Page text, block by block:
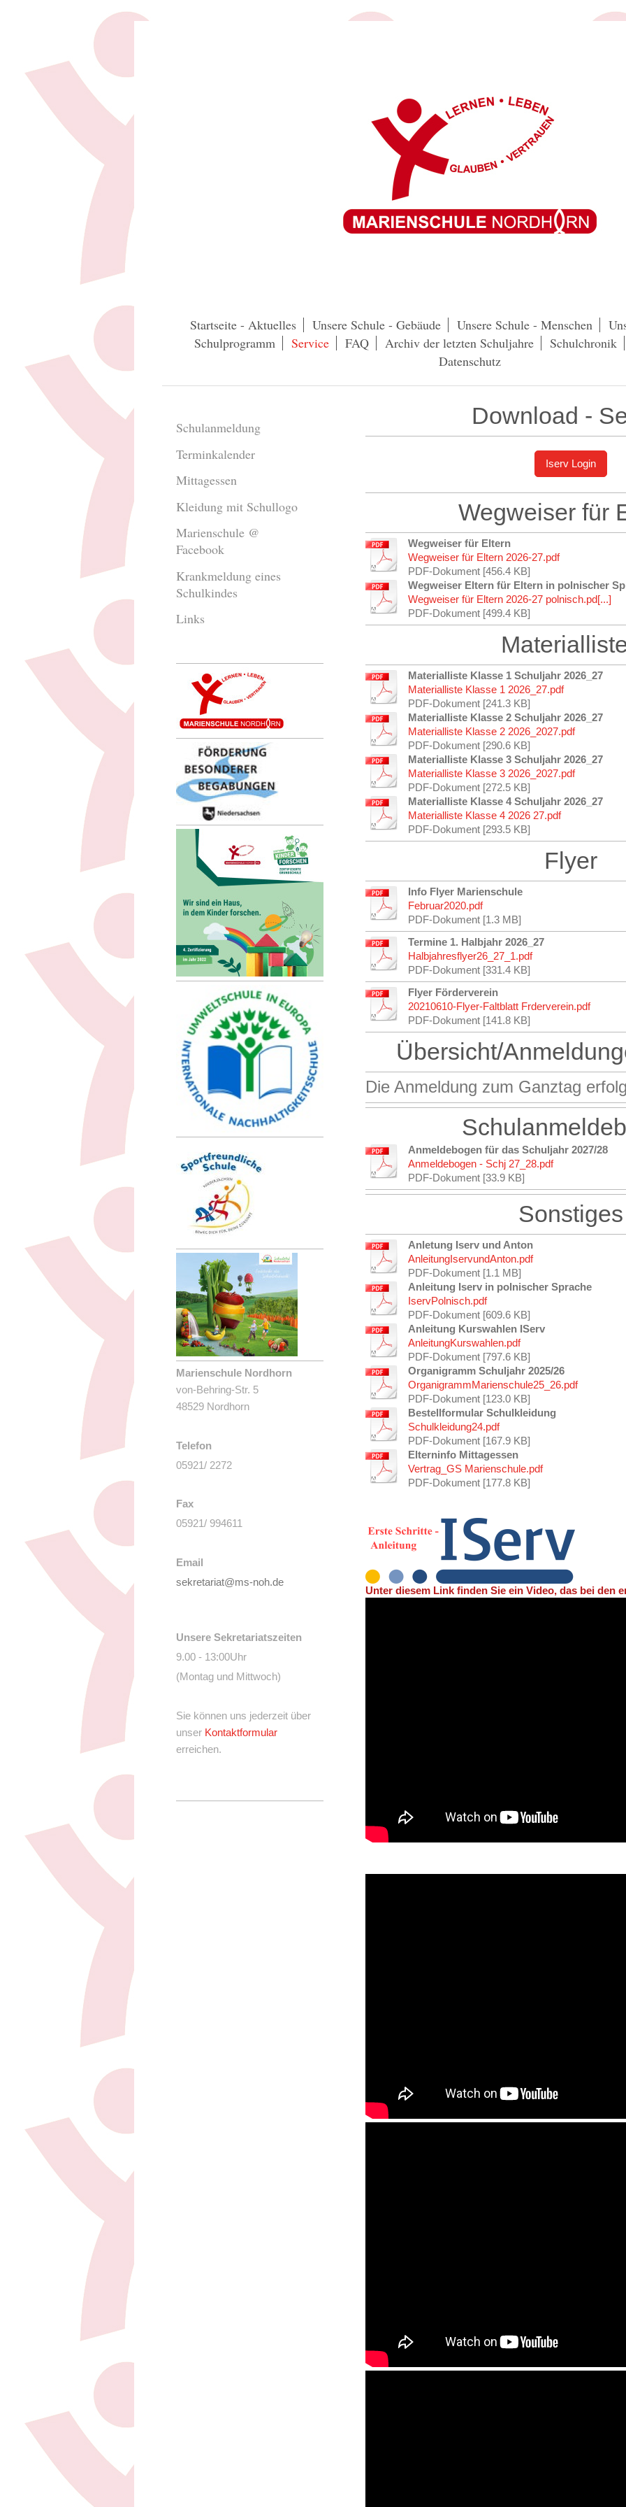
Startseite - Aktuelles Unsere Schule - Gebäude Unsere Schule - Menschen
Schulprogramm
Service FAQ Archiv der letzten Schuljahre
Schulchronik
Datenschutz
Download -
Iserv Login
Wegweiser für
Wegweiser für Eltern
Wegweiser für Eltern 2026-27.pdf
PDF-Dokument [456.4 KB]
Wegweiser Eltern für Eltern in polnischer
Wegweiser für Eltern 2026-27 polnisch.pd[...]
PDF-Dokument [499.4 KB]
Materialliste Klasse 1 Schuljahr 2026_27
Materialliste Klasse 1 2026_27.pdf
PDF-Dokument [241.3 KB]
Materialliste Klasse 2 Schuljahr 2026_27
Materialliste Klasse 2 2026_2027.pdf
PDF-Dokument [290.6 KB]
Materialliste Klasse 3 Schuljahr 2026_27
Materialliste Klasse 3 2026_2027.pdf
PDF-Dokument [272.5 KB]
Materialliste Klasse 4 Schuljahr 2026_27
Materialliste Klasse 4 2026 27.pdf
PDF-Dokument [293.5 KB]
Flyer
Info Flyer Marienschule
Februar2020.pdf
PDF-Dokument [1.3 MB]
Termine 1. Halbjahr 2026_27
Halbjahresflyer26_27_1.pdf
PDF-Dokument [331.4 KB]
Flyer Förderverein
20210610-Flyer-Faltblatt Frderverein.pdf
PDF-Dokument [141.8 KB]
Übersicht/
Die Anmeldung zum Ganztag
Anmeldebogen für das Schuljahr 2027/28
Anmeldebogen - Schj 27_28.pdf
PDF-Dokument [33.9 KB]
Sonstiges
Anletung Iserv und Anton
AnleitungIservundAnton.pdf
PDF-Dokument [1.1 MB]
Anleitung Iserv in polnischer Sprache
IservPolnisch.pdf
PDF-Dokument [609.6 KB]
Anleitung Kurswahlen IServ
AnleitungKurswahlen.pdf
PDF-Dokument [797.6 KB]
Organigramm Schuljahr 2025/26
OrganigrammMarienschule25_26.pdf
PDF-Dokument [123.0 KB]
Bestellformular Schulkleidung
Schulkleidung24.pdf
PDF-Dokument [167.9 KB]
Elterninfo Mittagessen
Vertrag_GS Marienschule.pdf
PDF-Dokument [177.8 KB]
Unter diesem Link finden Sie ein Video, das bei den
Schulanmeldung
Terminkalender
Mittagessen
Kleidung mit Schullogo
Marienschule @
Facebook
Krankmeldung eines
Schulkindes
Links
Marienschule Nordhorn
von-Behring-Str. 5
48529 Nordhorn
Telefon
05921/ 2272
Fax
05921/ 994611
Email
sekretariat@ms-noh.de
Unsere Sekretariatszeiten
9.00 - 13:00Uhr
(Montag und Mittwoch)
Sie können uns jederzeit über
unser Kontaktformular
erreichen.